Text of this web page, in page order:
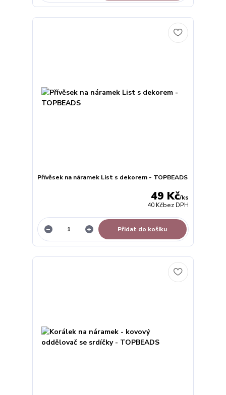
Přívěsek na náramek List s dekorem - TOPBEADS
49 Kč/ks
40 Kčbez DPH
Přidat do košíku